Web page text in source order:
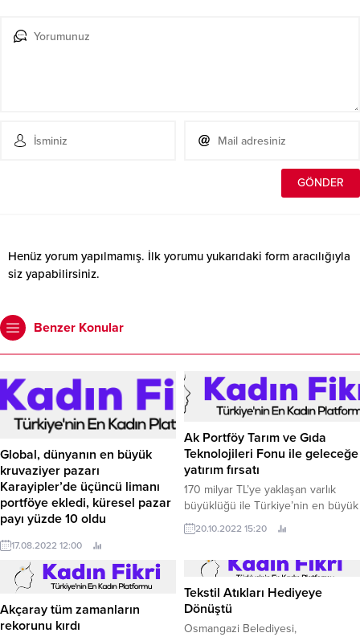
Henüz yorum yapılmamış. İlk yorumu yukarıdaki form aracılığıyla
siz yapabilirsiniz.
Benzer Konular
Global, dünyanın en büyük
kruvaziyer pazarı
Karayipler’de üçüncü limanı
portföye ekledi, küresel pazar
payı yüzde 10 oldu
Global Yatırım Holding bağlı
kuruluşu ve dünyanın en büyük
kruvaziyer liman işletmecisi Global
Ports Holding (GPH), dünyanın en
büyük kruvaziyer pazarı
Karayipler’de ABD’ye bağlı özerk
17.08.2022 12:00
Ak Portföy Tarım ve Gıda
Teknolojileri Fonu ile geleceğe
yatırım fırsatı
170 milyar TL’ye yaklaşan varlık
büyüklüğü ile Türkiye’nin en büyük
özel portföy yönetim şirketi Ak
Portföy, ‘Tarım ve Gıda Teknolojileri
sundu.
20.10.2022 15:20
Akçaray tüm zamanların
rekorunu kırdı
Tekstil Atıkları Hediyeye
Dönüştü
Osmangazi Belediyesi,